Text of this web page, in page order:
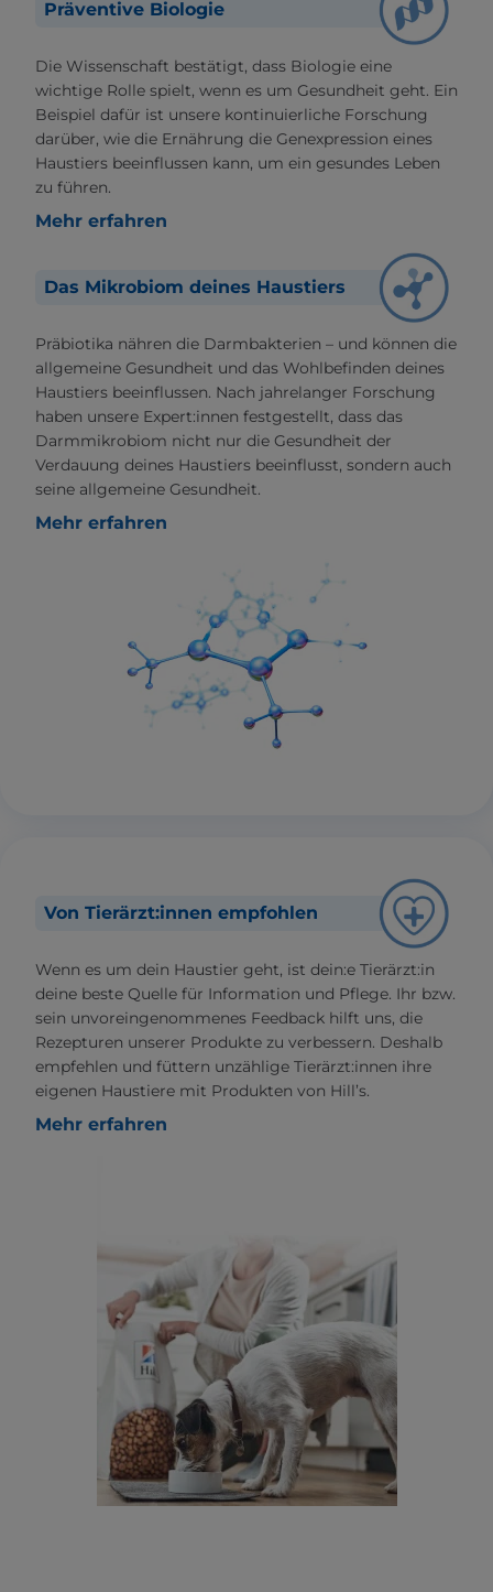
Präventive Biologie
Die Wissenschaft bestätigt, dass Biologie eine
wichtige Rolle spielt, wenn es um Gesundheit geht. Ein
Beispiel dafür ist unsere kontinuierliche Forschung
darüber, wie die Ernährung die Genexpression eines
Haustiers beeinflussen kann, um ein gesundes Leben
zu führen.
Mehr erfahren
Das Mikrobiom deines Haustiers
Präbiotika nähren die Darmbakterien – und können die
allgemeine Gesundheit und das Wohlbefinden deines
Haustiers beeinflussen. Nach jahrelanger Forschung
haben unsere Expert:innen festgestellt, dass das
Darmmikrobiom nicht nur die Gesundheit der
Verdauung deines Haustiers beeinflusst, sondern auch
seine allgemeine Gesundheit.
Mehr erfahren
Von Tierärzt:innen empfohlen
Wenn es um dein Haustier geht, ist dein:e Tierärzt:in
deine beste Quelle für Information und Pflege. Ihr bzw.
sein unvoreingenommenes Feedback hilft uns, die
Rezepturen unserer Produkte zu verbessern. Deshalb
empfehlen und füttern unzählige Tierärzt:innen ihre
eigenen Haustiere mit Produkten von Hill’s.
Mehr erfahren